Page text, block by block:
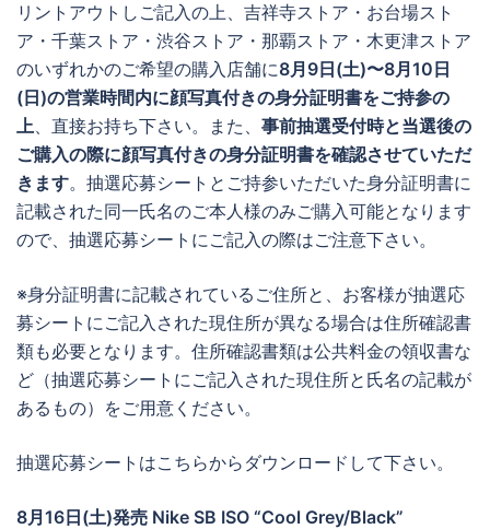
リントアウトしご記入の上、吉祥寺ストア・お台場スト
ア・千葉ストア・渋谷ストア・那覇ストア・木更津ストア
のいずれかのご希望の購入店舗に8月9日(土)〜8月10日
(日)の営業時間内に顔写真付きの身分証明書をご持参の
上、直接お持ち下さい。また、 事前抽選受付時と当選後の
ご購入の際に顔写真付きの身分証明書を確認させていただ
きます。抽選応募シートとご持参いただいた身分証明書に
記載された同一氏名のご本人様のみご購入可能となります
ので、抽選応募シートにご記入の際はご注意下さい。
※身分証明書に記載されているご住所と、お客様が抽選応
募シートにご記入された現住所が異なる場合は住所確認書
類も必要となります。住所確認書類は公共料金の領収書な
ど（抽選応募シートにご記入された現住所と氏名の記載が
あるもの）をご用意ください。
抽選応募シートはこちらからダウンロードして下さい。
8月16日(土)発売 Nike SB ISO “Cool Grey/Black”